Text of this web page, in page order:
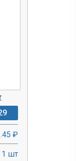
₽
1 шт